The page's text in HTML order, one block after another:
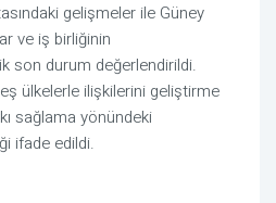
gelişmeler ile Güney
ve iş birliğinin
son durum değerlendirildi.
ülkelerle ilişkilerini geliştirme
sağlama yönündeki
ifade edildi.